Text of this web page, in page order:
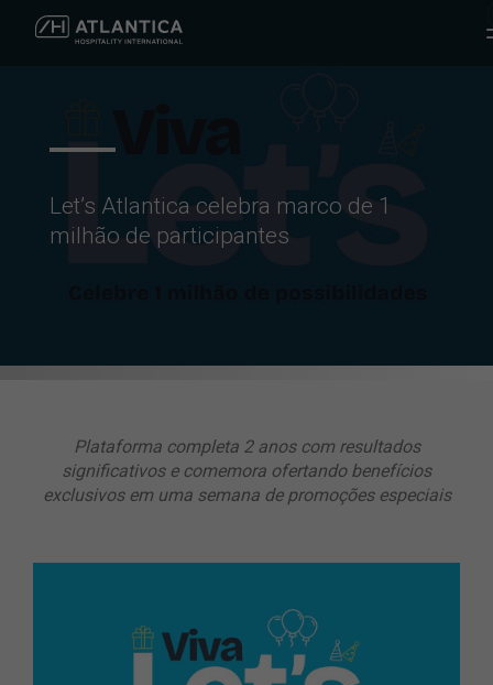
Let’s Atlantica celebra marco de 1
milhão de participantes
Plataforma completa 2 anos com resultados
significativos e comemora ofertando benefícios
exclusivos em uma semana de promoções especiais